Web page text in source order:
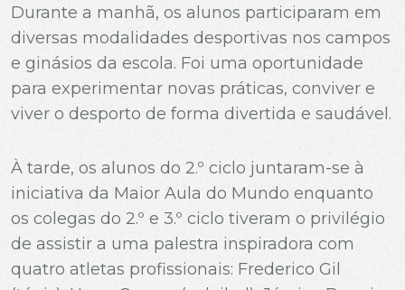
Durante a manhã, os alunos participaram em
diversas modalidades desportivas nos campos
e ginásios da escola. Foi uma oportunidade
para experimentar novas práticas, conviver e
viver o desporto de forma divertida e saudável.
À tarde, os alunos do 2.º ciclo juntaram-se à
iniciativa da Maior Aula do Mundo enquanto
os colegas do 2.º e 3.º ciclo tiveram o privilégio
de assistir a uma palestra inspiradora com
quatro atletas profissionais: Frederico Gil